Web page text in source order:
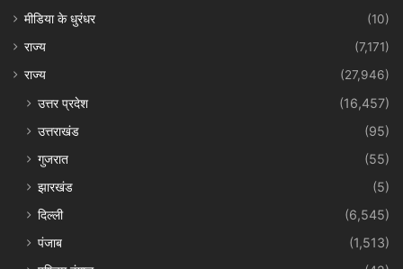
मीडिया के धुरंधर
(10)
राज्य
(7,171)
राज्य
(27,946)
उत्तर प्रदेश
(16,457)
उत्तराखंड
(95)
गुजरात
(55)
झारखंड
(5)
दिल्ली
(6,545)
पंजाब
(1,513)